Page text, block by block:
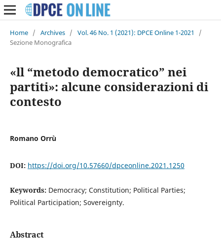
Home / Archives / Vol. 46 No. 1 (2021): DPCE Online 1-2021
/
Sezione Monografica
«ll “metodo democratico” nei
partiti»: alcune considerazioni di
contesto
Romano Orrù
DOI: https://doi.org/10.57660/dpceonline.2021.1250
Keywords: Democracy; Constitution; Political Parties;
Political Participation; Sovereignty.
Abstract